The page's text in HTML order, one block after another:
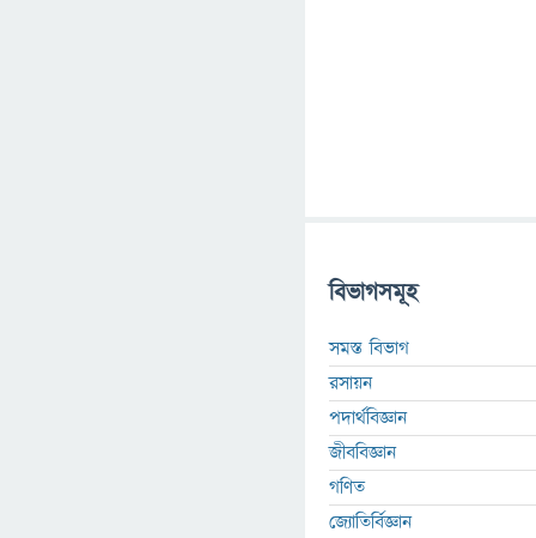
বিভাগসমূহ
সমস্ত বিভাগ
রসায়ন
পদার্থবিজ্ঞান
জীববিজ্ঞান
গণিত
জ্যোতির্বিজ্ঞান